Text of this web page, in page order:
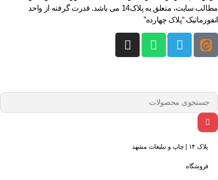
مطالب سایت، متعلق به پلاک14 می باشد. قدرت گرفته از واحد
انفورماتیک “پلاک چهارده”
پلاک ۱۴ | چاپ و تبلیغات مشهد
فروشگاه